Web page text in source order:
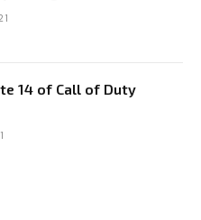
14 of Call of Duty